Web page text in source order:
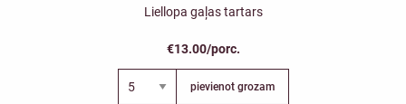
Liellopa gaļas tartars
€13.00/porc.
pievienot grozam